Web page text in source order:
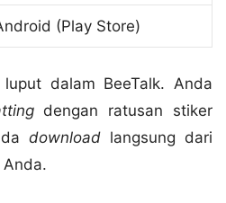
(Play Store)
dalam BeeTalk. Anda
dengan ratusan stiker
download langsung dari
Anda.